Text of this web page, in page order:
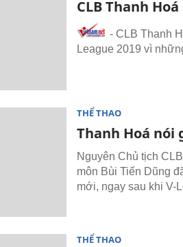
CLB Thanh
- CLB Thanh
League 2019 vì
THỂ THAO
Thanh Hoá nói
Nguyên Chủ tịch
môn Bùi Tiến Dũng
mới, ngay sau khi V-
THỂ THAO